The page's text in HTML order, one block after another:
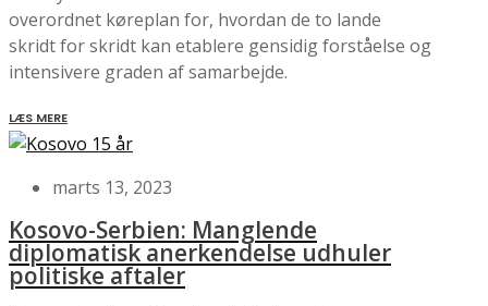
overordnet køreplan for, hvordan de to lande
skridt for skridt kan etablere gensidig forståelse og
intensivere graden af samarbejde.
LÆS MERE
marts 13, 2023
Kosovo-Serbien: Manglende
diplomatisk anerkendelse udhuler
politiske aftaler